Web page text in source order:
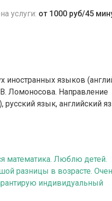
услуги: от 1000 руб/45
иностранных языков
Ломоносова. Направление
язык, английский
математика. Люблю детей.
разницы в возрасте.
индивидуальный